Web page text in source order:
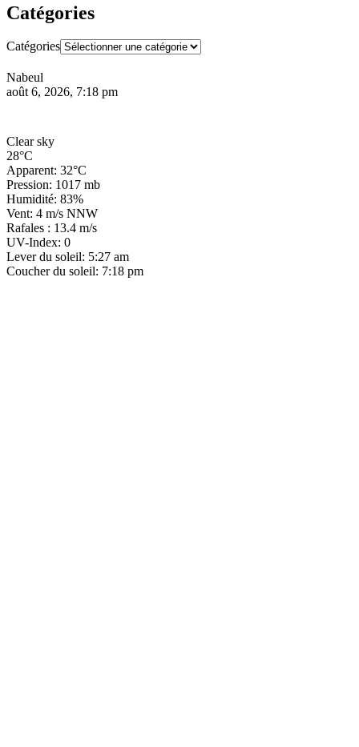
Catégories
Catégories
Nabeul
août 6, 2026, 7:18 pm
Clear sky
28°C
Apparent: 32°C
Pression: 1017 mb
Humidité: 83%
Vent: 4 m/s NNW
Rafales : 13.4 m/s
UV-Index: 0
Lever du soleil: 5:27 am
Coucher du soleil: 7:18 pm